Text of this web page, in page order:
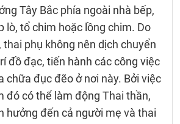
Tây Bắc phía ngoài nhà bếp,
lò, tổ chim hoặc lồng chim. Do
thai phụ không nên dịch chuyển
đồ đạc, tiến hành các công việc
chữa đục đẽo ở nơi này. Bởi việc
đó có thể làm động Thai thần,
hưởng đến cả người mẹ và thai